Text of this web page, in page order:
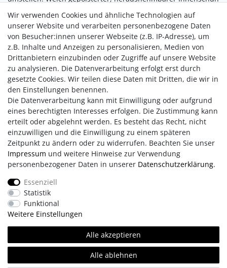
und einfachen Einstieg.
Komfortabel rollen & stoppen:
Hochwertige ABEC 9 Kugellager sorgen für sanftes Gleiten,
während der robuste TPR-Stopper am Heck schnelle,
kontrollierte Stopps ermöglicht. Das schlagfeste Chassis
bietet Stabilität bei jedem Abenteuer.
Impressum AGB Daten­schutz­erklärung
Retouren/Reklamationen
Kontakt Team
Wir verwenden Cookies und ähnliche Technologien auf
unserer Website und verarbeiten personenbezogene Daten
von Besucher:innen unserer Webseite (z.B. IP-Adresse), um
z.B. Inhalte und Anzeigen zu personalisieren, Medien von
Drittanbietern einzubinden oder Zugriffe auf unsere Website
zu analysieren. Die Datenverarbeitung erfolgt erst durch
gesetzte Cookies. Wir teilen diese Daten mit Dritten, die wir in
den Einstellungen benennen.
Die Datenverarbeitung kann mit Einwilligung oder aufgrund
eines berechtigten Interesses erfolgen. Die Zustimmung kann
erteilt oder abgelehnt werden. Es besteht das Recht, nicht
einzuwilligen und die Einwilligung zu einem späteren
Zeitpunkt zu ändern oder zu widerrufen. Beachten Sie unser
Impressum und weitere Hinweise zur Verwendung
personenbezogener Daten in unserer Daten­schutz­erklärung.
Essenziell
Statistik
Funktional
Weitere Einstellungen
Alle akzeptieren
Alle ablehnen